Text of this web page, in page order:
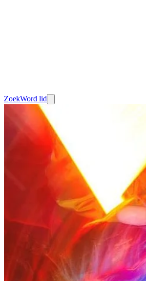
ZoekWord lid